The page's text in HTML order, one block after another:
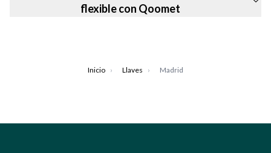
flexible con Qoomet
Inicio › Llaves › Madrid